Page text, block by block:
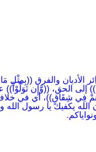
والفرق ((بِمِثْلِ مَا
إلى الحق، ((وَّإِن تَوَلَّوْاْ))
هُمْ فِي شِقَاقٍ))، أي في
يكفيك يا رسول الله